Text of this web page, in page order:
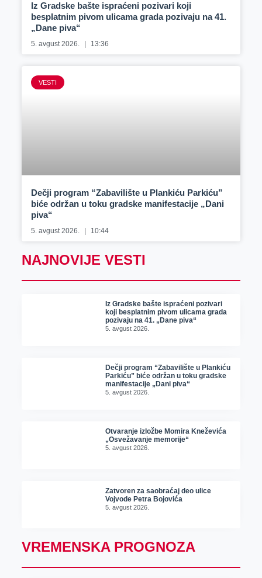
Iz Gradske bašte ispraćeni pozivari koji
besplatnim pivom ulicama grada pozivaju na 41.
„Dane piva“
5. avgust 2026. 13:36
VESTI
Dečji program “Zabavilište u Plankiću Parkiću”
biće održan u toku gradske manifestacije „Dani
piva“
5. avgust 2026. 10:44
NAJNOVIJE VESTI
Iz Gradske bašte ispraćeni pozivari
koji besplatnim pivom ulicama grada
pozivaju na 41. „Dane piva“
5. avgust 2026.
Dečji program “Zabavilište u Plankiću
Parkiću” biće održan u toku gradske
manifestacije „Dani piva“
5. avgust 2026.
Otvaranje izložbe Momira Kneževića
„Osvežavanje memorije“
5. avgust 2026.
Zatvoren za saobraćaj deo ulice
Vojvode Petra Bojovića
5. avgust 2026.
VREMENSKA PROGNOZA